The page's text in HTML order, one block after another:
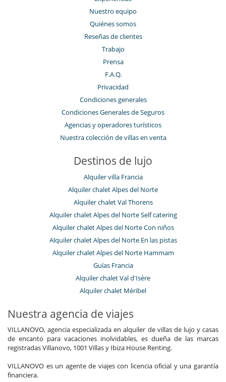
Nuestro equipo
Quiénes somos
Reseñas de clientes
Trabajo
Prensa
F.A.Q.
Privacidad
Condiciones generales
Condiciones Generales de Seguros
Agencias y operadores turísticos
Nuestra colección de villas en venta
Destinos de lujo
Alquiler villa Francia
Alquiler chalet Alpes del Norte
Alquiler chalet Val Thorens
Alquiler chalet Alpes del Norte Self catering
Alquiler chalet Alpes del Norte Con niños
Alquiler chalet Alpes del Norte En las pistas
Alquiler chalet Alpes del Norte Hammam
Guías Francia
Alquiler chalet Val d'Isère
Alquiler chalet Méribel
Nuestra agencia de viajes
VILLANOVO, agencia especializada en alquiler de villas de lujo y casas
de encanto para vacaciones inolvidables, es dueña de las marcas
registradas Villanovo, 1001 Villas y Ibiza House Renting.
VILLANOVO es un agente de viajes con licencia oficial y una garantía
financiera.